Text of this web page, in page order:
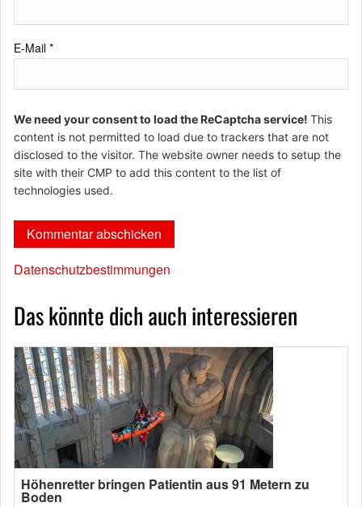
E-Mail *
We need your consent to load the ReCaptcha service! This
content is not permitted to load due to trackers that are not
disclosed to the visitor. The website owner needs to setup the
site with their CMP to add this content to the list of
technologies used.
Datenschutzbestimmungen
Das könnte dich auch interessieren
Höhenretter bringen Patientin aus 91 Metern zu
Boden